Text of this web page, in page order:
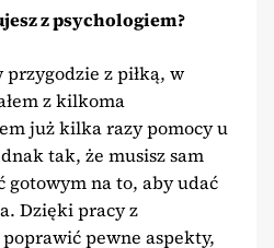
z psychologiem?
przygodzie z piłką, w
z kilkoma
już kilka razy pomocy u
tak, że musisz sam
gotowym na to, aby udać
Dzięki pracy z
pewne aspekty,